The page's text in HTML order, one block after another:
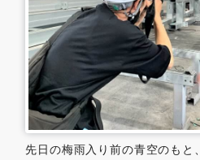
0479-57-3021
電話をかける
先日の梅雨入り前の青空のもと